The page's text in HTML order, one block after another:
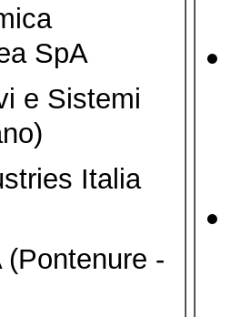
SpA
e Sistemi
Italia
(Pontenure -